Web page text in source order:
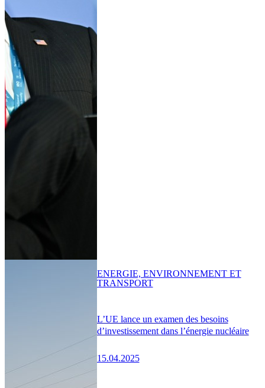
L’UE lance un examen des besoins
d’investissement dans l’énergie nucléaire
15.04.2025
ENERGIE, ENVIRONNEMENT ET
TRANSPORT